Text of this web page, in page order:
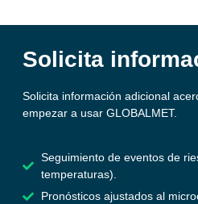
Solicita
Solicita información adicional
empezar a usar GLOBALMET.
Seguimiento de eventos de
temperaturas).
Pronósticos ajustados al